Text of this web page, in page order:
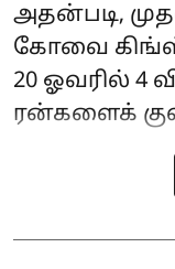
அதன்படி,
கோவை
20 ஓவரில் 4
ரன்களைக்